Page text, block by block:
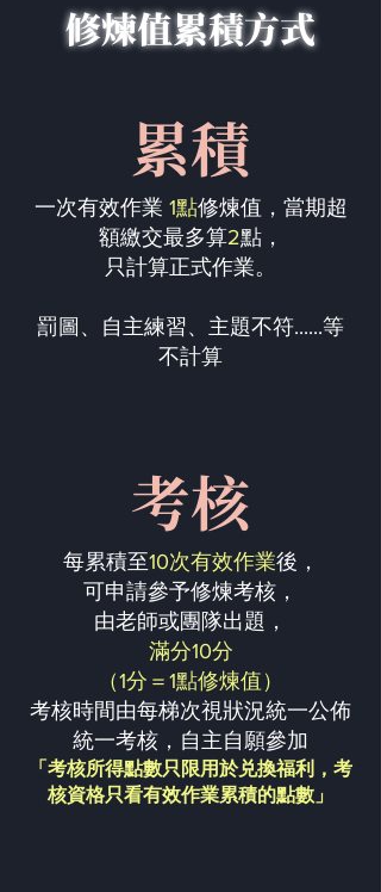
修煉值累積方式
累積
一次有效作業 1點修煉值，當期超
額繳交最多算2點，
只計算正式作業。
罰圖、自主練習、主題不符......等
不計算
考核
每累積至10次有效作業後，
可申請參予修煉考核，
由老師或團隊出題，
滿分10分
（1分＝1點修煉值）
考核時間由每梯次視狀況統一公佈
統一考核，自主自願參加
「考核所得點數只限用於兑換福利， 考
核資格只看有效作業累積的點數」